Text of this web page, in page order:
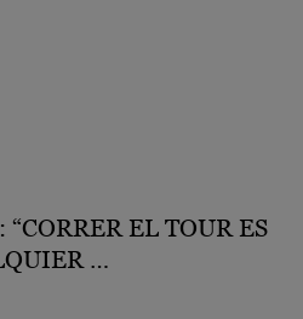
EL TOUR ES
…